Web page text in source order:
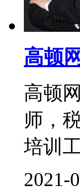
高顿
高顿
师，
培训
2021-